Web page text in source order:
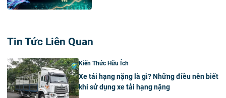
Tin Tức Liên Quan
Kiến Thức Hữu Ích
Xe tải hạng nặng là gì? Những điều nên biết
khi sử dụng xe tải hạng nặng